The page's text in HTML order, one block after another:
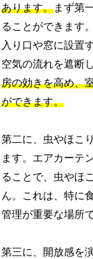
あります。まず第
ることができます
入り口や窓に設置
空気の流れを遮断
房の効きを高め、
ができます。
第二に、虫やほこ
ます。エアカーテ
ることで、虫やほ
ん。これは、特に
管理が重要な場所
第三に、開放感を